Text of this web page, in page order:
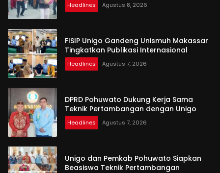
Headlines Agustus 8, 2026
FISIP Unigo Gandeng Unismuh Makassar
Tingkatkan Publikasi Internasional
Headlines Agustus 7, 2026
DPRD Pohuwato Dukung Kerja Sama
Teknik Pertambangan dengan Unigo
Headlines Agustus 7, 2026
Unigo dan Pemkab Pohuwato Siapkan
Beasiswa Teknik Pertambangan